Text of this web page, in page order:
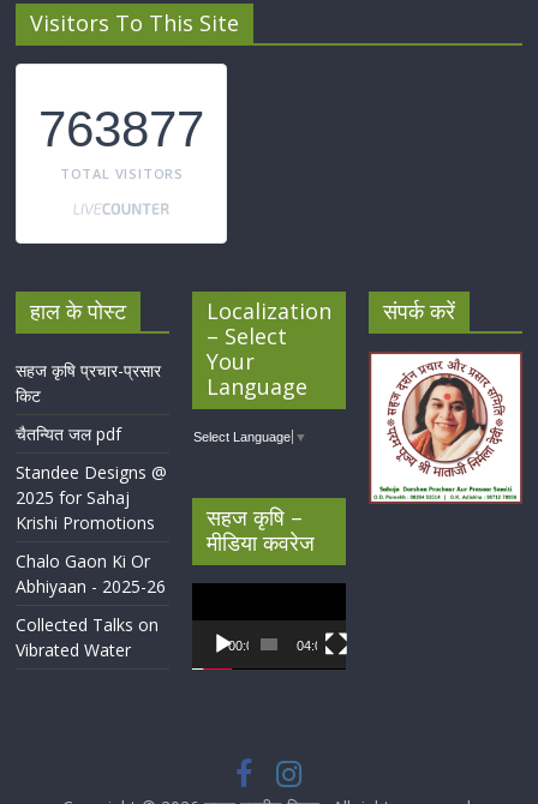
Visitors To This Site
763877
TOTAL VISITORS
हाल के पोस्ट
सहज कृषि प्रचार-प्रसार
किट
चैतन्यित जल pdf
Standee Designs @
2025 for Sahaj
Krishi Promotions
Chalo Gaon Ki Or
Abhiyaan - 2025-26
Collected Talks on
Vibrated Water
Localization
– Select
Your
Language
Select Language ▼
सहज कृषि –
मीडिया कवरेज
Player
00:00 04:07
संपर्क करें